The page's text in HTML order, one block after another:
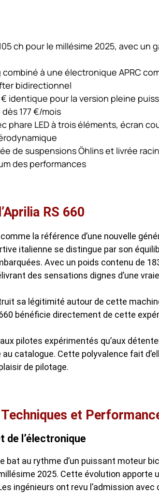
ch pour le millésime 2025, avec un
combiné à une électronique APRC
bidirectionnel
€ identique pour la version pleine
177 €/mois
phare LED à trois éléments, écran
de suspensions Öhlins et livrée
des performances
RS 660
comme la référence d’une nouvelle
italienne se distingue par son
Avec un poids contenu de
des sensations dignes d’une
sa légitimité autour de cette
bénéficie directement de cette
pilotes expérimentés qu’aux
au catalogue. Cette polyvalence fait
de pilotage.
et
de l’électronique
au rythme d’un puissant moteur
2025. Cette évolution apporte
ingénieurs ont revu l’admission